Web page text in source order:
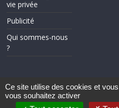
vie privée
Publicité
Qui sommes-nous
?
Copyright © 2026
Ce site utilise des cookies et
vous souhaitez activer